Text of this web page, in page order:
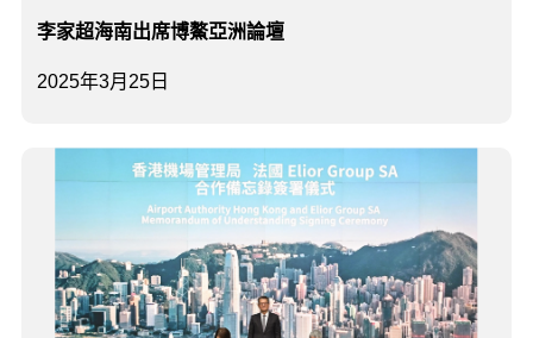
2025年3月25日
李家超海南出席博鰲亞洲論壇